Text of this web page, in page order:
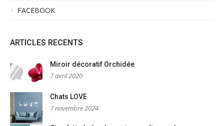
FACEBOOK
ARTICLES RECENTS
Miroir décoratif Orchidée
7 avril 2020
Chats LOVE
7 novembre 2024